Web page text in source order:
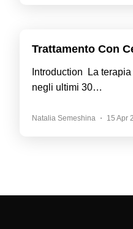
Trattamento Con
Introduction La
negli ultimi 30…
Natalia Semeshina 15 Apr